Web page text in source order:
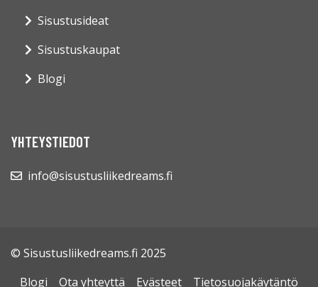
Sisustusideat
Sisustuskaupat
Blogi
YHTEYSTIEDOT
info@sisustusliikedreams.fi
© Sisustusliikedreams.fi 2025
Blogi
Ota yhteyttä Evästeet Tietosuojakäytäntö